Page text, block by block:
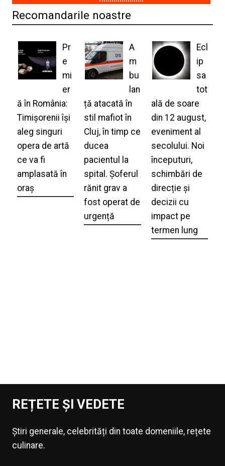
Recomandarile noastre
Pr
e
mi
er
ă în România:
Timișorenii își
aleg singuri
opera de artă
ce va fi
amplasată în
oraș
A
m
bu
lan
ță atacată în
stil mafiot în
Cluj, în timp ce
ducea
pacientul la
spital. Șoferul
rănit grav a
fost operat de
urgență
Ecl
ip
sa
tot
ală de soare
din 12 august,
eveniment al
secolului. Noi
începuturi,
schimbări de
direcție și
decizii cu
impact pe
termen lung
REȚETE ȘI VEDETE
Știri generale, celebrități din toate domeniile, rețete
culinare.